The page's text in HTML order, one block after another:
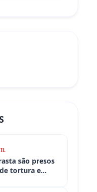
são presos
tortura e